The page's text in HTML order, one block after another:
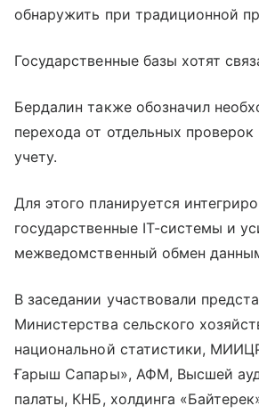
обнаружить при традиционной
Государственные базы хотят
Бердалин также обозначил
перехода от отдельных
учету.
Для этого планируется
государственные IT-системы и
межведомственный обмен
В заседании участвовали
Министерства сельского
национальной статистики,
Ғарыш Сапары», АФМ, Высшей
палаты, КНБ, холдинга